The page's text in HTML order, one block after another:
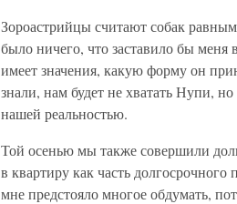
Зороастрийцы считают собак
было ничего, что заставило бы меня
имеет значения, какую форму он
знали, нам будет не хватать Нупи,
нашей реальностью.
Той осенью мы также совершили
в квартиру как часть
мне предстояло многое обдумать,